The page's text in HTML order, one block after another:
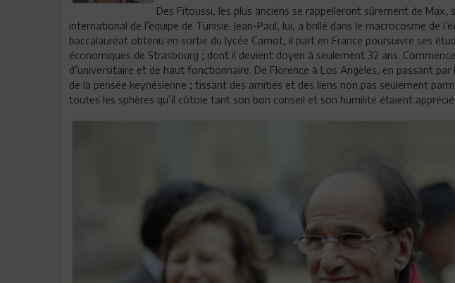
Des Fitoussi, les plus anciens se rappelleront sûrement de Max,
international de l’équipe de Tunisie. Jean-Paul, lui, a brillé dans le macrocosme de
baccalauréat obtenu en sortie du lycée Carnot, il part en France poursuivre ses
économiques de Strasbourg ; dont il devient doyen à seulement 32 ans.
d’universitaire et de haut fonctionnaire. De Florence à Los Angeles, en passant par
de la pensée keynésienne ; tissant des amitiés et des liens non pas seulement
toutes les sphères qu’il côtoie tant son bon conseil et son humilité étaient